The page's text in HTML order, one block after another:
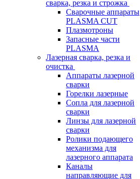
сварка, резка и строжка
Сварочные аппараты
PLASMA CUT
Плазмотроны
Запасные части
PLASMA
Лазерная сварка, резка и
очистка
Аппараты лазерной
сварки
Горелки лазерные
Сопла для лазерной
сварки
Линзы для лазерной
сварки
Ролики подающего
механизма для
лазерного аппарата
Каналы
направляющие для